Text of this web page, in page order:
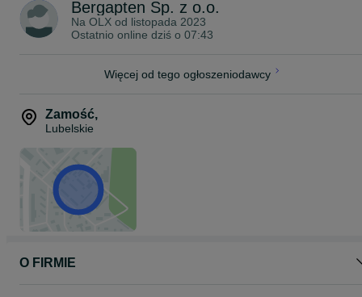
Sprzedaż na FV dla aktywnych podmiotów gospodarczych
cen i dostępności sprzętu. Każde z ogłoszeń jest ograniczone
Pomagamy w organizacji finansowania (leasing) oraz transportu.
Szalunki sprzedajemy i dostarczamy na życzenie Odbiorcy
zamówienia) na terenie całej Polski
*Powyższe zestawienie ma charakter przykładowy - jesteśmy w
stanie przygotować ofertę na rożne zestawy szalunkowe z rożnymi
wysokościami płyt (150cm/120cm/90cm) Zapraszamy do kontaktu
oraz do zapoznania się z pozostałymi ogłoszeniami OLX
Bergapten Sp. z o.o.
Na OLX od listopada 2023
Ostatnio online dziś o 07:43
Więcej od tego ogłoszeniodawcy
Zamość,
Lubelskie
O FIRMIE